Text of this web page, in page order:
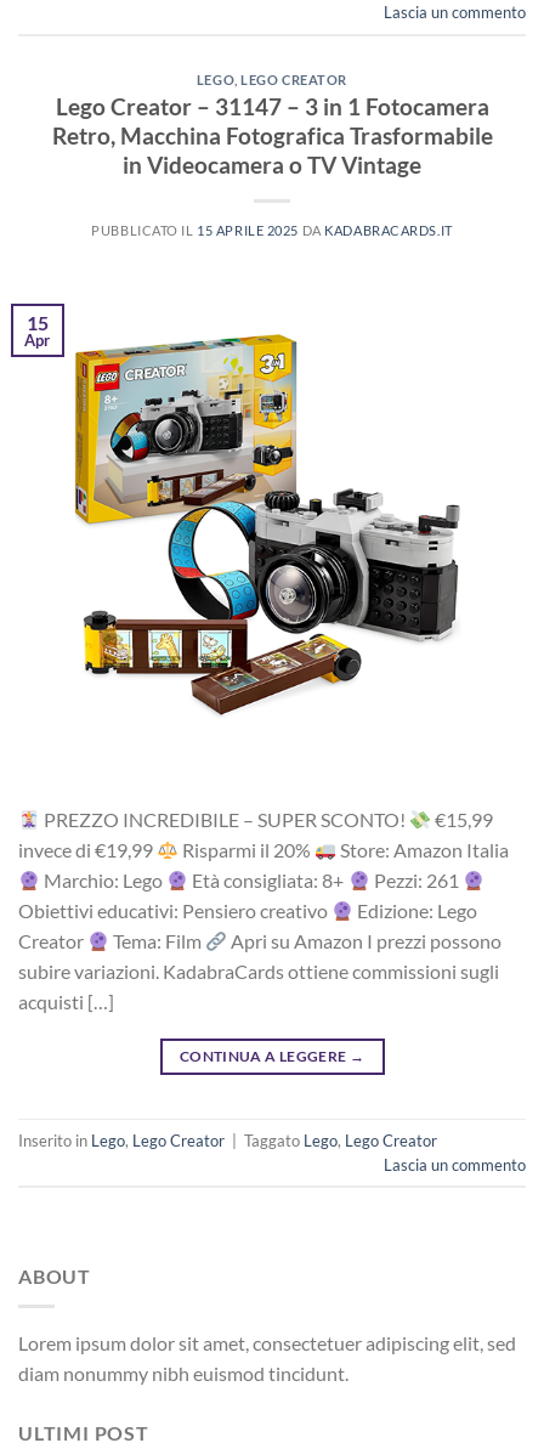
Lascia un commento
LEGO ,LEGO CREATOR
Lego Creator – 31147 – 3 in 1 Fotocamera
Retro, Macchina Fotografica Trasformabile
in Videocamera o TV Vintage
PUBBLICATO IL 15 APRILE 2025 DA KADABRACARDS.IT
15
Apr
PREZZO INCREDIBILE – SUPER SCONTO!
‎€15,99
i‎nv‎ec‎e ‎di‎ €19,99
R‎is‎pa‎rm‎i ‎il‎ 20%
Store: Amazon Italia
Marchio: Lego
Età consigliata: 8+
Pezzi: 261
Obiettivi educativi: Pensiero creativo
Edizione: Lego
Creator
Tema: Film
Apri su Amazon I prezzi possono
subire variazioni. KadabraCards ottiene commissioni sugli
acquisti […]
CONTINUA A LEGGERE →
Inserito in Lego, Lego Creator Taggato Lego, Lego Creator
Lascia un commento
ABOUT
Lorem ipsum dolor sit amet, consectetuer adipiscing elit, sed
diam nonummy nibh euismod tincidunt.
ULTIMI POST